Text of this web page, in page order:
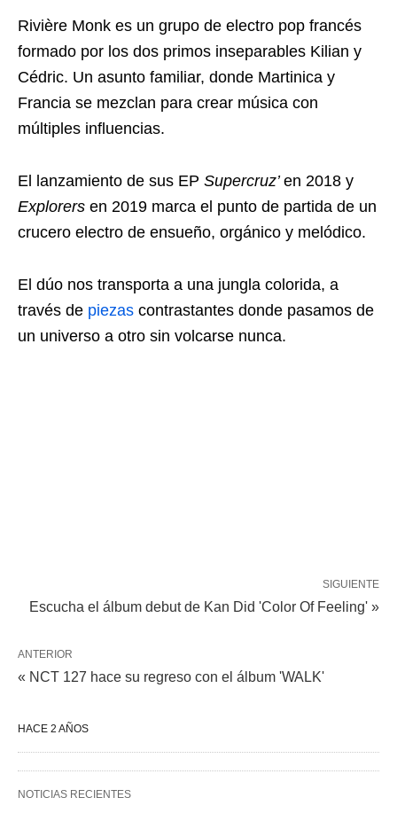
Rivière Monk es un grupo de electro pop francés
formado por los dos primos inseparables Kilian y
Cédric. Un asunto familiar, donde Martinica y
Francia se mezclan para crear música con
múltiples influencias.
El lanzamiento de sus EP Supercruz’en 2018 y
Explorers en 2019 marca el punto de partida de un
crucero electro de ensueño, orgánico y melódico.
El dúo nos transporta a una jungla colorida, a
través de piezas contrastantes donde pasamos de
un universo a otro sin volcarse nunca.
SIGUIENTE
Escucha el álbum debut de Kan Did 'Color Of Feeling' »
ANTERIOR
« NCT 127 hace su regreso con el álbum 'WALK'
HACE 2 AÑOS
NOTICIAS RECIENTES